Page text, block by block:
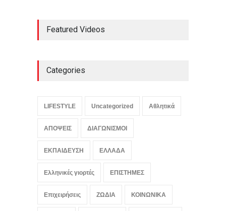
διερεύνηση για τις
Ναζί στην Ανταρκτική σε
και της αποικιοκρατίας
Featured Videos
Categories
LIFESTYLE Uncategorized Αθλητικά
ΑΠΟΨΕΙΣ ΔΙΑΓΩΝΙΣΜΟΙ
ΕΚΠΑΙΔΕΥΣΗ ΕΛΛΑΔΑ
Ελληνικές γιορτές ΕΠΙΣΤΗΜΕΣ
Επιχειρήσεις ΖΩΔΙΑ ΚΟΙΝΩΝΙΚΑ